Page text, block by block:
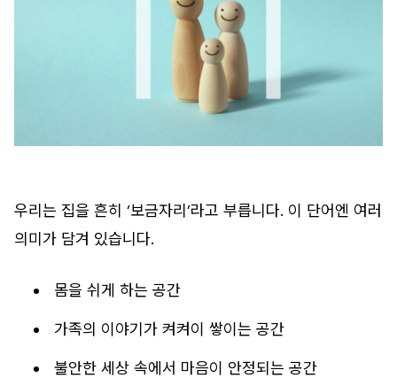
우리는 집을 흔히 ‘보금자리’라고 부릅니다. 이 단어엔 여러
의미가 담겨 있습니다.
몸을 쉬게 하는 공간
가족의 이야기가 켜켜이 쌓이는 공간
불안한 세상 속에서 마음이 안정되는 공간